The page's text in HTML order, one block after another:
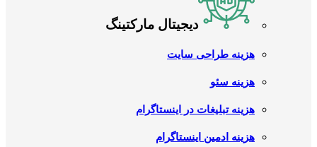
دیجیتال مارکتینگ
هزینه طراحی سایت
هزینه سئو
هزینه تبلیغات در اینستاگرام
هزینه ادمین اینستاگرام